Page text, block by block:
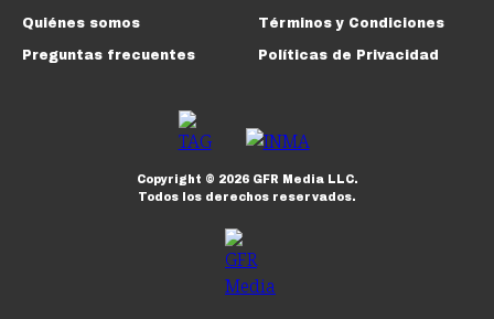
Quiénes somos
Preguntas frecuentes
Términos y Condiciones
Políticas de Privacidad
Copyright © 2026GFR Media LLC.
Todos los derechos reservados.